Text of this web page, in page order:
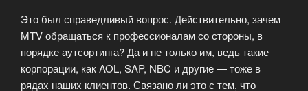
Это был справедливый вопрос. Действительно, зачем
MTV обращаться к профессионалам со стороны, в
порядке аутсортинга? Да и не только им, ведь такие
корпорации, как AOL, SAP, NBC и другие — тоже в
рядах наших клиентов. Связано ли это с тем, что